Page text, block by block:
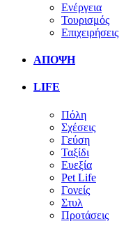
Ενέργεια
Τουρισμός
Επιχειρήσεις
ΑΠΟΨΗ
LIFE
Πόλη
Σχέσεις
Γεύση
Ταξίδι
Ευεξία
Pet Life
Γονείς
Στυλ
Προτάσεις